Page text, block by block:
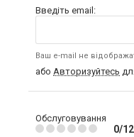
Введіть email:
Ваш e-mail не
або Авторизуйтесь
Обслуговування
0/12